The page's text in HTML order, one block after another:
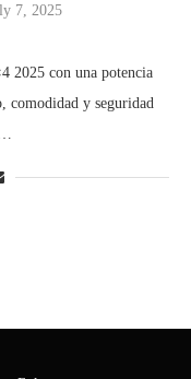
7, 2025
2025 con una potencia
comodidad y seguridad